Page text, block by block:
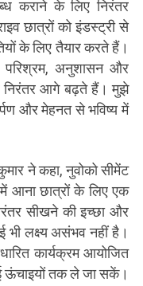
कराने के लिए निरंतर
छात्रों को इंडस्ट्री से
के लिए तैयार करते हैं।
परिश्रम, अनुशासन और
निरंतर आगे बढ़ते हैं। मुझे
और मेहनत से भविष्य में
ने कहा, नुवोको सीमेंट
आना छात्रों के लिए एक
सीखने की इच्छा और
लक्ष्य असंभव नहीं है।
कार्यक्रम आयोजित
ऊंचाइयों तक ले जा सकें।